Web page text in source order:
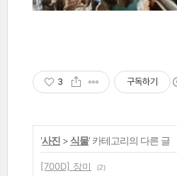
3 구독하기
'사진 > 식물' 카테고리의 다른 글
[700D] 장미 (2)